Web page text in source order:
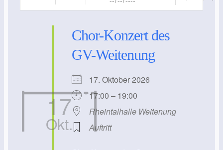
17
Okt.
Chor-Konzert des
GV-Weitenung
17. Oktober 2026
17:00 – 19:00
Rheintalhalle Weitenung
Auftritt